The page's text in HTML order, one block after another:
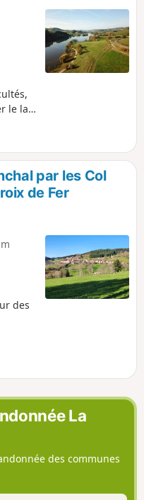
le lac
par les Col
de Fer
des
La
des communes